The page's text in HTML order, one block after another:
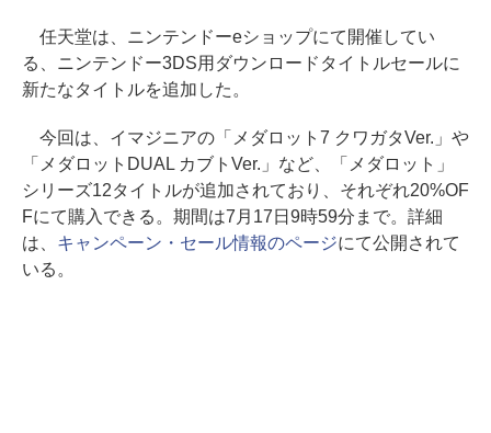
任天堂は、ニンテンドーeショップにて開催してい
る、ニンテンドー3DS用ダウンロードタイトルセールに
新たなタイトルを追加した。
今回は、イマジニアの「メダロット7 クワガタVer.」や
「メダロットDUAL カブトVer.」など、「メダロット」
シリーズ12タイトルが追加されており、それぞれ20%OF
Fにて購入できる。期間は7月17日9時59分まで。詳細
は、 キャンペーン・セール情報のページにて公開されて
いる。